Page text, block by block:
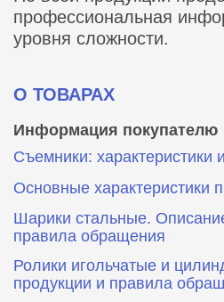
профессиональная
уровня сложности.
О ТОВАРАХ
Информация покупателю
Съемники: характеристики
Основные характеристики
Шарики стальные.
правила обращения
Ролики игольчатые и
продукции и правила